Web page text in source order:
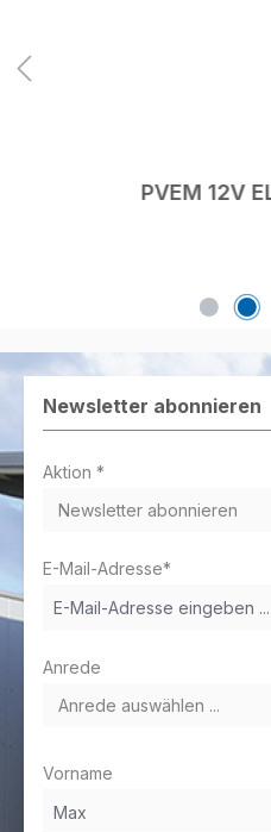
PVEM 12V
Newsletter abonnieren
Aktion *
E-Mail-Adresse*
Anrede
Vorname